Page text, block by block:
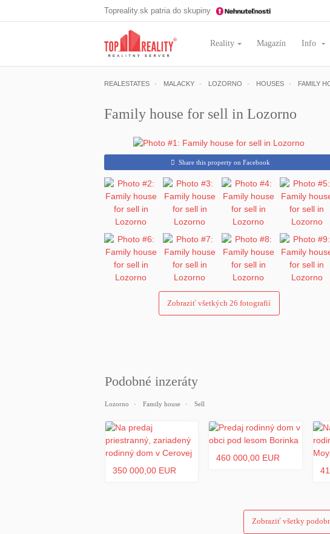
Topreality.sk patria do skupiny
Reality Magazín Info
REALESTATES MALACKY LOZORNO HOUSES FAMILY
Family house for sell in Lozorno
Share this property on Facebook
Zobraziť všetkých 26 fotografií
Podobné inzeráty
Lozorno Family house Sell
350 000,00 EUR
460 000,00 EUR
Zobraziť všetky